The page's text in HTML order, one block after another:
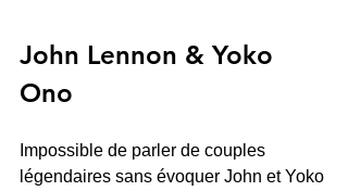
John Lennon & Yoko
Ono
Impossible de parler de couples
légendaires sans évoquer John et Yoko